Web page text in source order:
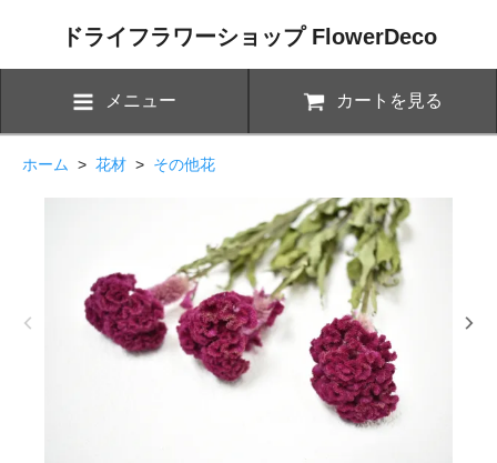
ドライフラワーショップ FlowerDeco
メニュー カートを見る
ホーム > 花材 > その他花